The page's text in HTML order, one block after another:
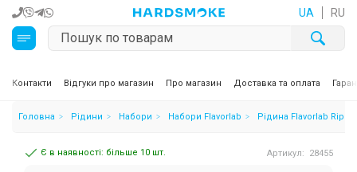
UA RU
Кальяни
Тютюн для кальяну та кальянні суміші
Вугілля для кальяну
Контакти Відгуки про магазин Про магазин Доставка та оплата
Головна Рідини Набори Набори Flavorlab Рідина Flavorlab Ripe
Є в наявності: більше 10 шт. Артикул: 28455